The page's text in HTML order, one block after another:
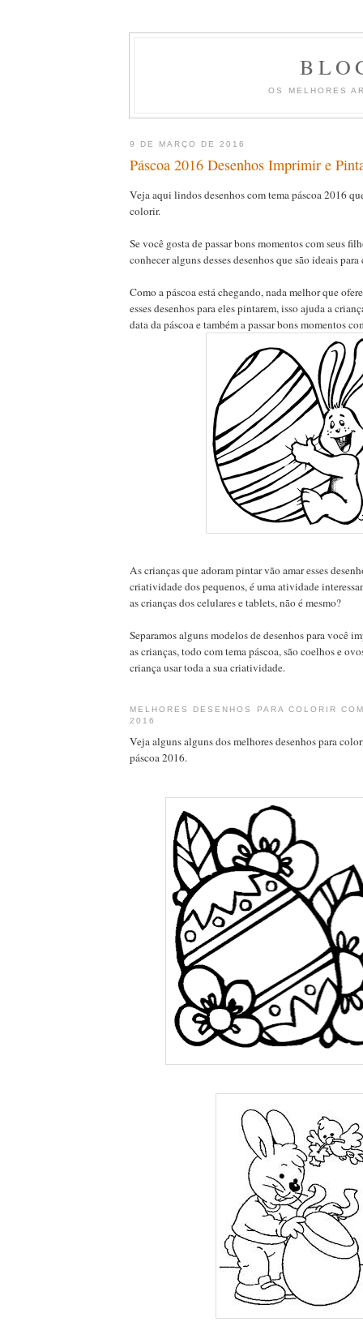
OS MELHORES
9 DE MARÇO DE 2016
Páscoa 2016 Desenhos Imprimir e
Veja aqui lindos desenhos com tema páscoa 2016
colorir.
Se você gosta de passar bons momentos com seus
conhecer alguns desses desenhos que são ideais
Como a páscoa está chegando, nada melhor que
esses desenhos para eles pintarem, isso ajuda a
data da páscoa e também a passar bons momentos
As crianças que adoram pintar vão amar esses
criatividade dos pequenos, é uma atividade
as crianças dos celulares e tablets, não é mesmo?
Separamos alguns modelos de desenhos para você
as crianças, todo com tema páscoa, são coelhos e
criança usar toda a sua criatividade.
MELHORES DESENHOS PARA COLORIR
2016
Veja alguns alguns dos melhores desenhos para
páscoa 2016.